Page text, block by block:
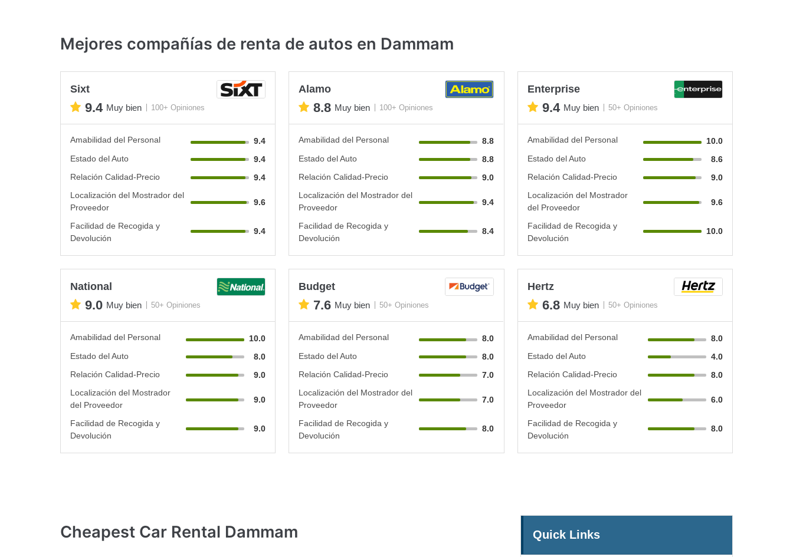
Mejores compañías de renta de autos en Dammam
Sixt
9.4 Muy bien 100+ Opiniones
Amabilidad del Personal
9.4
Estado del Auto
9.4
Relación Calidad-Precio
9.4
Localización del Mostrador del
Proveedor
9.6
Facilidad de Recogida y
Devolución
9.4
Alamo
8.8 Muy bien 100+ Opiniones
Amabilidad del Personal
8.8
Estado del Auto
8.8
Relación Calidad-Precio
9.0
Localización del Mostrador del
Proveedor
9.4
Facilidad de Recogida y
Devolución
8.4
Enterprise
9.4 Muy bien 50+ Opiniones
Amabilidad del Personal
10.0
Estado del Auto
8.6
Relación Calidad-Precio
9.0
Localización del Mostrador
del Proveedor
9.6
Facilidad de Recogida y
Devolución
10.0
National
9.0 Muy bien 50+ Opiniones
Amabilidad del Personal
10.0
Estado del Auto
8.0
Relación Calidad-Precio
9.0
Localización del Mostrador
del Proveedor
9.0
Facilidad de Recogida y
Devolución
9.0
Budget
7.6 Muy bien 50+ Opiniones
Amabilidad del Personal
8.0
Estado del Auto
8.0
Relación Calidad-Precio
7.0
Localización del Mostrador del
Proveedor
7.0
Facilidad de Recogida y
Devolución
8.0
Hertz
6.8 Muy bien 50+ Opiniones
Amabilidad del Personal
8.0
Estado del Auto
4.0
Relación Calidad-Precio
8.0
Localización del Mostrador del
Proveedor
6.0
Facilidad de Recogida y
Devolución
8.0
Quick Links
Cheapest Car Rental Dammam